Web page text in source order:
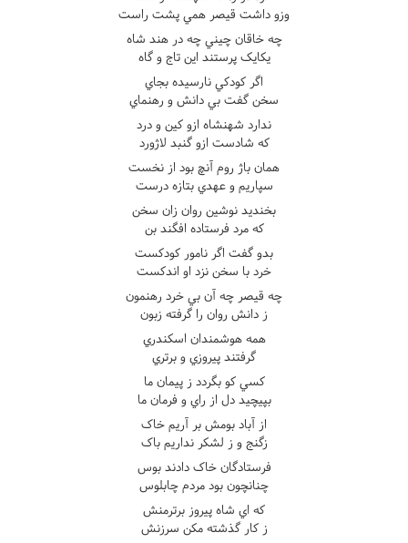
وزو داشت قيصر همي پشت راست
چه خاقان چيني چه در هند شاه
يکايک پرستند اين تاج و گاه
اگر کودکي نارسيده بجاي
سخن گفت بي دانش و رهنماي
ندارد شهنشاه ازو کين و درد
که شادست ازو گنبد لاژورد
همان باژ روم آنچ بود از نخست
سپاريم و عهدي بتازه درست
بخنديد نوشين روان زان سخن
که مرد فرستاده افگند بن
بدو گفت اگر نامور کودکست
خرد با سخن نزد او اندکست
چه قيصر چه آن بي خرد رهنمون
ز دانش روان را گرفته زبون
همه هوشمندان اسکندري
گرفتند پيروزي و برتري
کسي کو بگردد ز پيمان ما
بپيچيد دل از راي و فرمان ما
از آباد بومش بر آريم خاک
زگنج و ز لشکر نداريم باک
فرستادگان خاک دادند بوس
چنانچون بود مردم چابلوس
که اي شاه پيروز برترمنش
ز کار گذشته مکن سرزنش